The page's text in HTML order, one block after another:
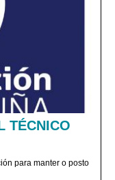
TÉCNICO
para manter o posto